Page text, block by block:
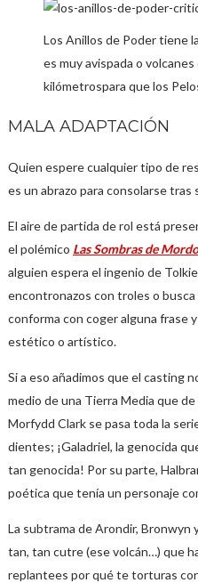
Los Anillos de Poder tiene
es muy avispada o
kilómetrospara que los
MALA ADAPTACIÓN
Quien espere cualquier tipo de
es un abrazo para consolarse
El aire de partida de rol está
el polémico Las Sombras de
alguien espera el ingenio de
encontronazos con troles o busca
conforma con coger alguna frase
estético o artístico.
Si a eso añadimos que el casting
medio de una Tierra Media que
Morfydd Clark se pasa toda la
dientes; ¡Galadriel, la genocida
tan genocida! Por su parte,
poética que tenía un personaje
La subtrama de Arondir, Bronwyn
tan, tan cutre (ese volcán…) que
replantees por qué te torturas